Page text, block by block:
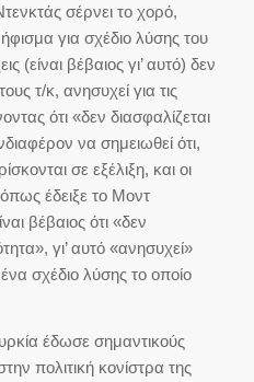
σέρνει το χορό,
για σχέδιο λύσης του
(είναι βέβαιος γι’ αυτό) δεν
τ/κ, ανησυχεί για τις
ότι «δεν διασφαλίζεται
να σημειωθεί ότι,
σε εξέλιξη, και οι
όπως έδειξε το Μοντ
βέβαιος ότι «δεν
γι’ αυτό «ανησυχεί»
σχέδιο λύσης το οποίο
έδωσε σημαντικούς
πολιτική κονίστρα της